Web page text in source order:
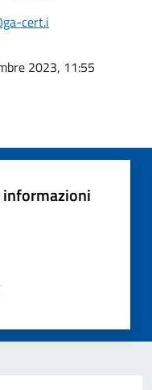
cert.i
2023, 11:55
informazioni